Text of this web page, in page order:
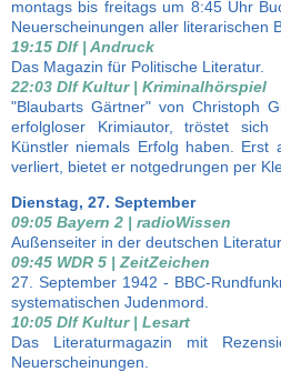
montags bis freitags um 8:45 Uhr
Neuerscheinungen aller literarischen
19:15 Dlf | Andruck
Das Magazin für Politische Literatur.
22:03 Dlf Kultur | Kriminalhörspiel
"Blaubarts Gärtner" von Christoph
erfolgloser Krimiautor, tröstet
Künstler niemals Erfolg haben. Erst
verliert, bietet er notgedrungen per
Dienstag, 27. September
09:05 Bayern 2 | radioWissen
Außenseiter in der deutschen
09:45 WDR 5 | ZeitZeichen
27. September 1942 - BBC-
systematischen Judenmord.
10:05 Dlf Kultur | Lesart
Das Literaturmagazin mit
Neuerscheinungen.